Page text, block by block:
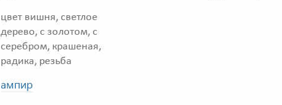
цвет вишня, светлое
дерево, с золотом, с
серебром, крашеная,
радика, резьба
ампир